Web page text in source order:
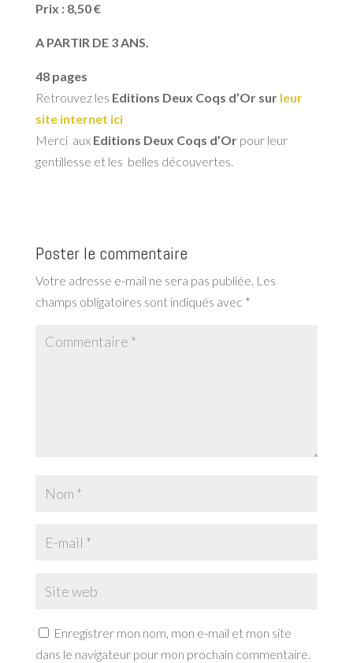
Prix : 8,50 €
A PARTIR DE 3 ANS.
48 pages
Retrouvez les Editions Deux Coqs d’Or sur leur
site internet ici
Merci aux Editions Deux Coqs d’Orpour leur
gentillesse et les belles découvertes.
Poster le commentaire
Votre adresse e-mail ne sera pas publiée. Les
champs obligatoires sont indiqués avec *
Enregistrer mon nom, mon e-mail et mon site
dans le navigateur pour mon prochain commentaire.